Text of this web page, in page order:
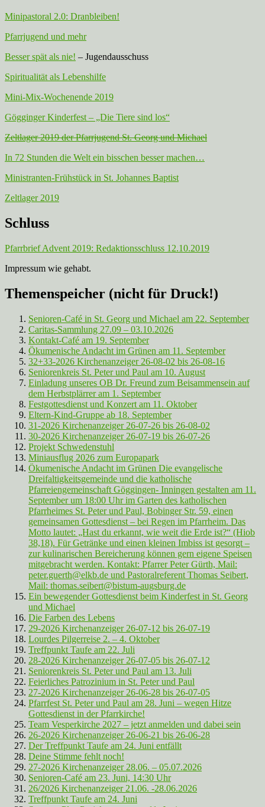
Minipastoral 2.0: Dranbleiben!
Pfarrjugend und mehr
Besser spät als nie! – Jugendausschuss
Spiritualität als Lebenshilfe
Mini-Mix-Wochenende 2019
Gögginger Kinderfest – „Die Tiere sind los“
Zeltlager 2019 der Pfarrjugend St. Georg und Michael
In 72 Stunden die Welt ein bisschen besser machen…
Ministranten-Frühstück in St. Johannes Baptist
Zeltlager 2019
Schluss
Pfarrbrief Advent 2019: Redaktionsschluss 12.10.2019
Impressum wie gehabt.
Themenspeicher (nicht für Druck!)
Senioren-Café in St. Georg und Michael am 22. September
Caritas-Sammlung 27.09 – 03.10.2026
Kontakt-Café am 19. September
Ökumenische Andacht im Grünen am 11. September
32+33-2026 Kirchenanzeiger 26-08-02 bis 26-08-16
Seniorenkreis St. Peter und Paul am 10. August
Einladung unseres OB Dr. Freund zum Beisammensein auf
dem Herbstplärrer am 1. September
Festgottesdienst und Konzert am 11. Oktober
Eltern-Kind-Gruppe ab 18. September
31-2026 Kirchenanzeiger 26-07-26 bis 26-08-02
30-2026 Kirchenanzeiger 26-07-19 bis 26-07-26
Projekt Schwedenstuhl
Miniausflug 2026 zum Europapark
Ökumenische Andacht im Grünen Die evangelische
Dreifaltigkeitsgemeinde und die katholische
Pfarreiengemeinschaft Göggingen- Inningen gestalten am 11.
September um 18:00 Uhr im Garten des katholischen
Pfarrheimes St. Peter und Paul, Bobinger Str. 59, einen
gemeinsamen Gottesdienst – bei Regen im Pfarrheim. Das
Motto lautet: „Hast du erkannt, wie weit die Erde ist?“ (Hiob
38,18). Für Getränke und einen kleinen Imbiss ist gesorgt –
zur kulinarischen Bereicherung können gern eigene Speisen
mitgebracht werden. Kontakt: Pfarrer Peter Gürth, Mail:
peter.guerth@elkb.de und Pastoralreferent Thomas Seibert,
Mail: thomas.seibert@bistum-augsburg.de
Ein bewegender Gottesdienst beim Kinderfest in St. Georg
und Michael
Die Farben des Lebens
29-2026 Kirchenanzeiger 26-07-12 bis 26-07-19
Lourdes Pilgerreise 2. – 4. Oktober
Treffpunkt Taufe am 22. Juli
28-2026 Kirchenanzeiger 26-07-05 bis 26-07-12
Seniorenkreis St. Peter und Paul am 13. Juli
Feierliches Patrozinium in St. Peter und Paul
27-2026 Kirchenanzeiger 26-06-28 bis 26-07-05
Pfarrfest St. Peter und Paul am 28. Juni – wegen Hitze
Gottesdienst in der Pfarrkirche!
Team Vesperkirche 2027 – jetzt anmelden und dabei sein
26-2026 Kirchenanzeiger 26-06-21 bis 26-06-28
Der Treffpunkt Taufe am 24. Juni entfällt
Deine Stimme fehlt noch!
27-2026 Kirchenanzeiger 28.06. – 05.07.2026
Senioren-Café am 23. Juni, 14:30 Uhr
26/2026 Kirchenanzeiger 21.06. -28.06.2026
Treffpunkt Taufe am 24. Juni